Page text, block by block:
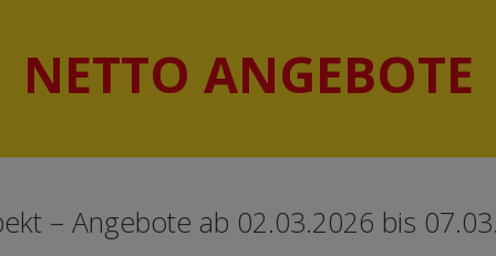
NETTO ANGEBOTE
– Angebote ab 02.03.2026 bis